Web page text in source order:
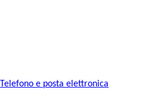
Telefono e posta elettronica